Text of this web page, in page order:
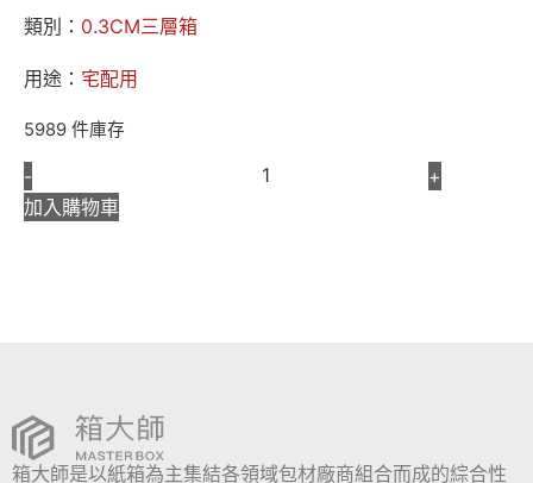
類別： 0.3CM三層箱
用途： 宅配用
5989 件庫存
-
+
加入購物車
箱大師是以紙箱為主集結各領域包材廠商組合而成的綜合性